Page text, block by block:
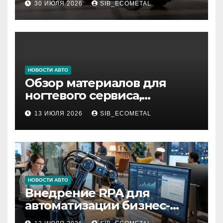
30 ИЮЛЯ 2026 SIB_ECOMETAL
НОВОСТИ АВТО
Обзор материалов для
ногтевого сервиса,
наращивания ресниц и
депиляции
13 ИЮЛЯ 2026 SIB_ECOMETAL
НОВОСТИ АВТО
Внедрение RPA для
автоматизации бизнес-
процессов